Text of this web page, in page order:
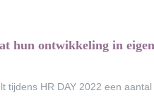
hun ontwikkeling in
tijdens HR DAY 2022 een